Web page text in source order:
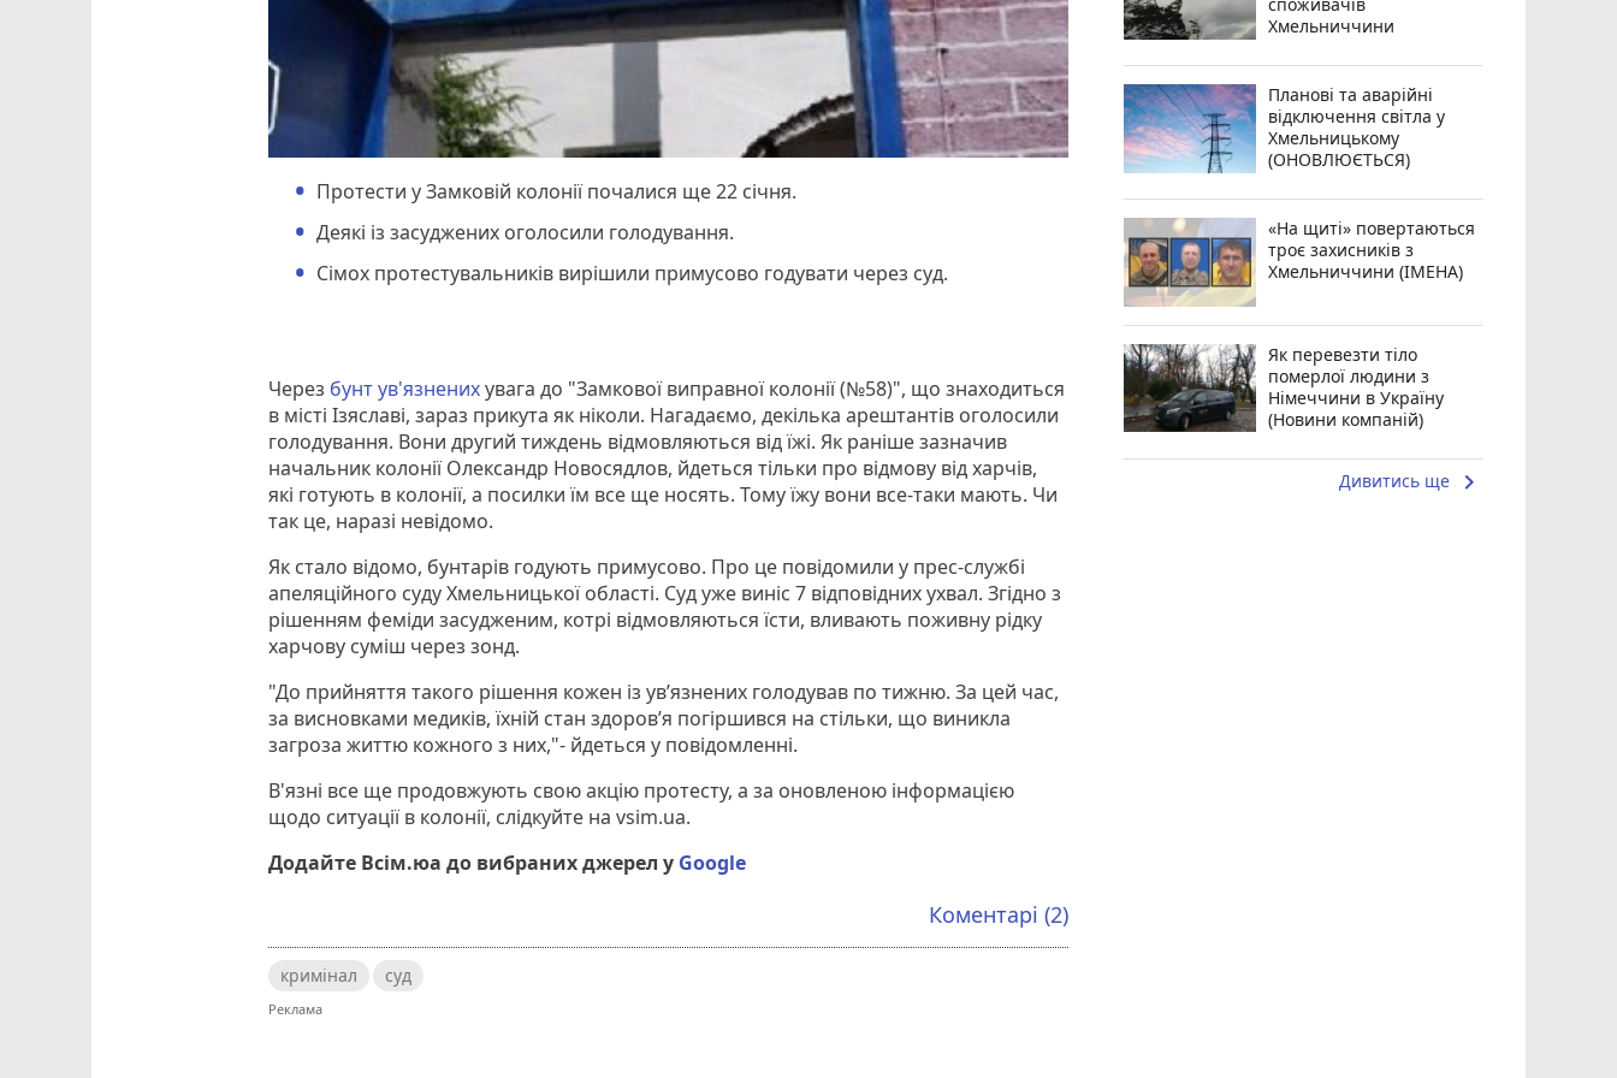
Протести у Замковій колонії почалися ще 22 січня.
Деякі із засуджених оголосили голодування.
Сімох протестувальників вирішили примусово годувати через суд.
Через бунт ув'язненихувага до "Замкової виправної колонії (№58)", що знаходиться
в місті Ізяславі, зараз прикута як ніколи. Нагадаємо, декілька арештантів оголосили
голодування. Вони другий тиждень відмовляються від їжі. Як раніше зазначив
начальник колонії Олександр Новосядлов, йдеться тільки про відмову від харчів,
які готують в колонії, а посилки їм все ще носять. Тому їжу вони все-таки мають. Чи
так це, наразі невідомо.
Як стало відомо, бунтарів годують примусово. Про це повідомили у прес-службі
апеляційного суду Хмельницької області. Суд уже виніс 7 відповідних ухвал. Згідно з
рішенням феміди засудженим, котрі відмовляються їсти, вливають поживну рідку
харчову суміш через зонд.
"До прийняття такого рішення кожен із ув’язнених голодував по тижню. За цей час,
за висновками медиків, їхній стан здоров’я погіршився на стільки, що виникла
загроза життю кожного з них,"- йдеться у повідомленні.
В'язні все ще продовжують свою акцію протесту, а за оновленою інформацією
щодо ситуації в колонії, слідкуйте на vsim.ua.
Додайте Всім.юа до вибраних джерел у Google
Коментарі (2)
кримінал суд
Хмельниччини
Планові та аварійні
відключення світла у
Хмельницькому
(ОНОВЛЮЄТЬСЯ)
«На щиті» повертаються
троє захисників з
Хмельниччини (ІМЕНА)
Як перевезти тіло
померлої людини з
Німеччини в Україну
(Новини компаній)
Дивитись ще keyboard_arrow_right